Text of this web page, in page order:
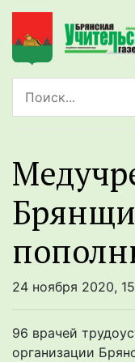
24 ноября 2020,
96 врачей
организации